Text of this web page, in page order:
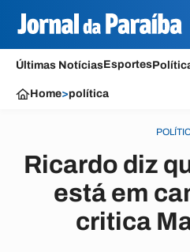
Últimas NotíciasEsportes
Home>política
Ricardo diz
está em
critica